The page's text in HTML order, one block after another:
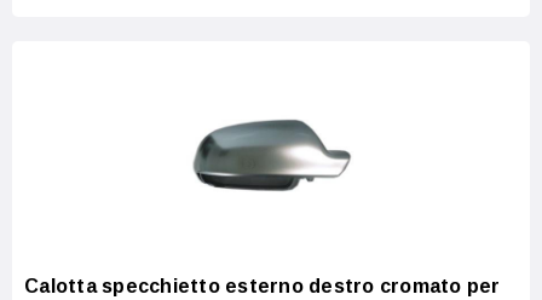
Calotta specchietto esterno destro cromato per